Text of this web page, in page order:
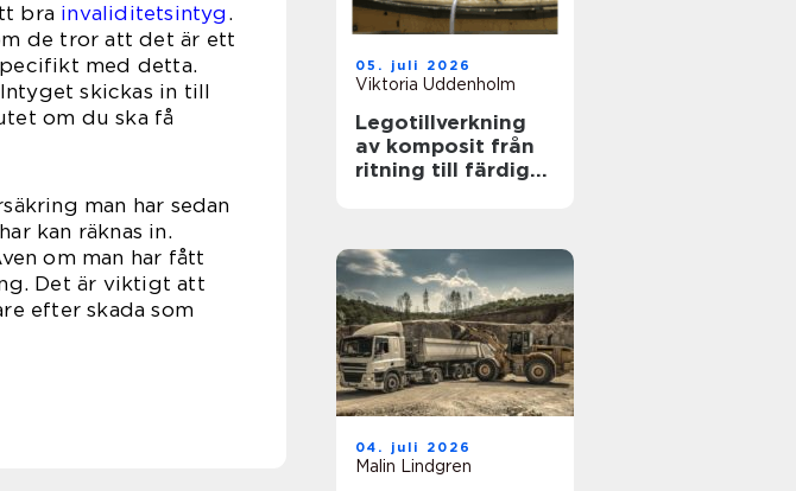
bra invaliditetsintyg .
de tror att det är ett
med detta.
skickas in till
om du ska få
ej.
man har sedan
kan räknas in.
om man har fått
Det är viktigt att
efter skada som
05. juli 2026
Viktoria Uddenholm
Legotillverkning
av komposit från
ritning till färdig
04. juli 2026
Malin Lindgren